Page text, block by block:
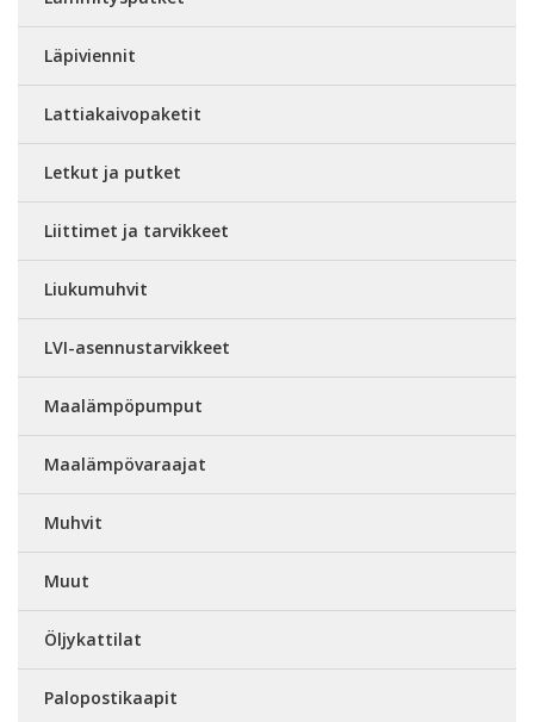
Läpiviennit
Lattiakaivopaketit
Letkut ja putket
Liittimet ja tarvikkeet
Liukumuhvit
LVI-asennustarvikkeet
Maalämpöpumput
Maalämpövaraajat
Muhvit
Muut
Öljykattilat
Palopostikaapit